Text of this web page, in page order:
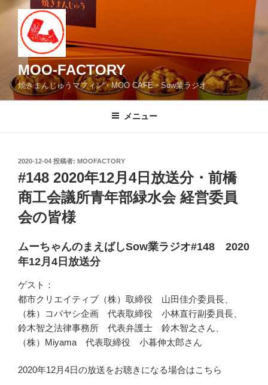
MOO-FACTORY
焼きまんじゅうマフィン・MOO CAFE・Sow業ラジオ
メニュー
投
稿
日:
2020-12-04 投稿者: MOOFACTORY
#148 2020年12月4日放送分・前橋
商工会議所青年部緑水会 経営委員
会の皆様
ムーちゃんのまえばしSow業ラジオ#148 2020
年12月4日放送分
ゲスト：
都市クリエイティブ（株）取締役 山田佳介委員長、
（株）コバヤシ企画 代表取締役 小林直行副委員長、
鈴木智之法律事務所 代表弁護士 鈴木智之さん、
（株）Miyama 代表取締役 小暮伸太郎さん
2020年12月4日の放送をお聴きになる場合はこちら